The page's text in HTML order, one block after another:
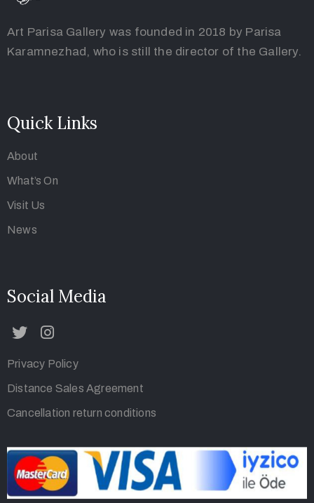
Art Parisa Gallery was founded in 2018 by Parisa
Karamnezhad, who is still the director of the Gallery.
Quick Links
About
What’s On
Visit Us
News
Social Media
Privacy Policy
Distance Sales Agreement
Cancellation return conditions